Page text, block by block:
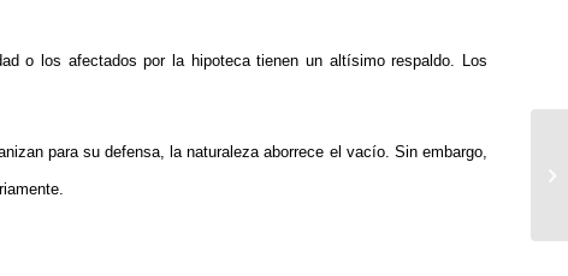
o los afectados por la hipoteca tienen un altísimo respaldo. Los
para su defensa, la naturaleza aborrece el vacío. Sin embargo,